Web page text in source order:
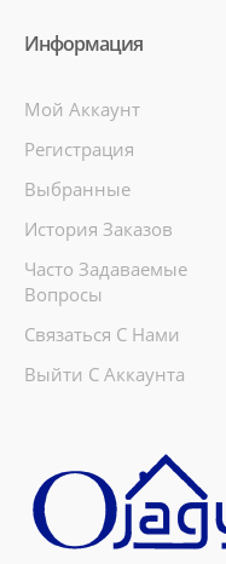
Информация
Мой Аккаунт
Регистрация
Выбранные
История Заказов
Часто Задаваемые
Вопросы
Связаться С Нами
Выйти С Аккаунта